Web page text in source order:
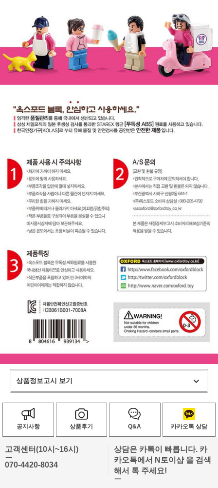
상품정보고시 보기
공지사항 상품후기 Q&A 카카오톡 상담
고객센터(10시~16시)
ㅡ
070-4420-8034
상담은 카톡이 빠릅니다. 카
카오톡에서 N토이샵 을 검색
해서 톡 주세요!
ㅡ